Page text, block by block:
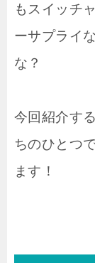
もスイッチ
ーサプライ
な？
今回紹介する
ちのひとつ
ます！